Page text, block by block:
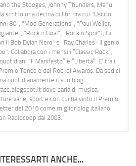
the Stooges, Johnny Thunders, Manu
scritto una decina di libri tra cui "Uscito
80", "Mod Generations", "Paul Weller,
"Rock n Goal", "Rock n Spor"t, Gil
Il Bob Dylan Nero" e "Ray Charles- Il genio
Collabora con i mensili “Classic Rock”,
“Il Manifesto” e “Libertà”. E' tra i
Tenco e del Rockol Awards. Da sedici
quotidianamente il suo blog
dove parla di musica,
varie, sport e con cui ha vinto il Premio
del 2016 come miglior blog italiano.
Radiocoop dal 2003.
ANCHE...